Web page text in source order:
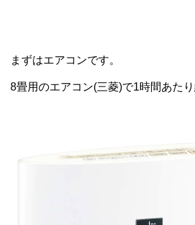
まずはエアコンです。
8畳用のエアコン(三菱)で1時間あた